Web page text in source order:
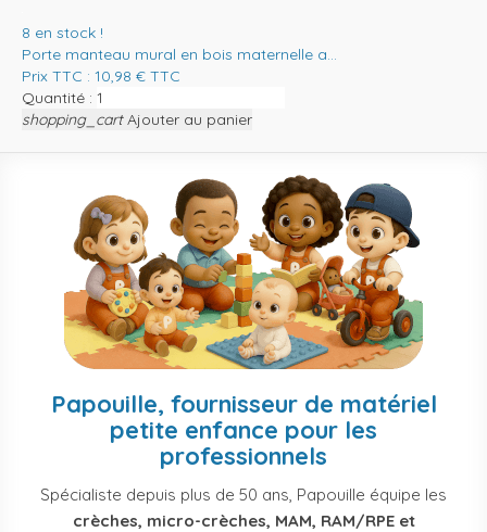
8 en stock !
Porte manteau mural en bois maternelle a...
Prix TTC : 10,98 € TTC
Quantité :
shopping_cart Ajouter au panier
Papouille, fournisseur de matériel
petite enfance pour les
professionnels
Spécialiste depuis plus de 50 ans, Papouille équipe les
crèches, micro-crèches, MAM, RAM/RPE et